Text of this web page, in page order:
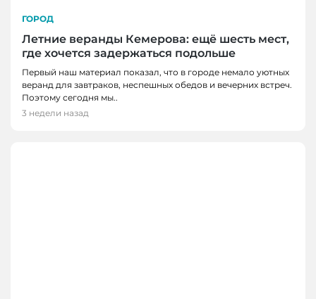
ГОРОД
Летние веранды Кемерова: ещё шесть мест,
где хочется задержаться подольше
Первый наш материал показал, что в городе немало уютных
веранд для завтраков, неспешных обедов и вечерних встреч.
Поэтому сегодня мы..
3 недели назад